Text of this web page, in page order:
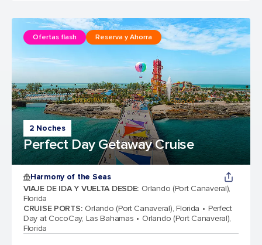
2 Noches
Perfect Day Getaway Cruise
Ofertas flash Reserva y Ahorra
Harmony of the Seas
VIAJE DE IDA Y VUELTA DESDE: Orlando (Port Canaveral),
Florida
CRUISE PORTS: Orlando (Port Canaveral), Florida
Perfect
Day at CocoCay, Las Bahamas
Orlando (Port Canaveral),
Florida